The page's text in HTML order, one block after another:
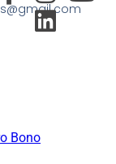
Bono